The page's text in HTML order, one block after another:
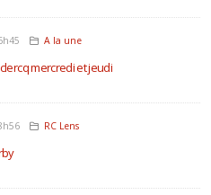
A la une
mercredi et jeudi
RC Lens